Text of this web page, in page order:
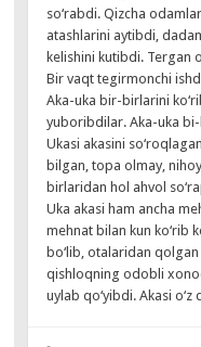
so‘rabdi. Qizcha
atashlarini aytibdi,
kelishini kutibdi. Tergan
Bir vaqt tegirmonchi
Aka-uka bir-birlarini
yuboribdilar. Aka-uka
Ukasi akasini
bilgan, topa olmay,
birlaridan hol ahvol
Uka akasi ham ancha
mehnat bilan kun ko‘rib
bo‘lib, otalaridan
qishloqning odobli
uylab qo‘yibdi. Akasi